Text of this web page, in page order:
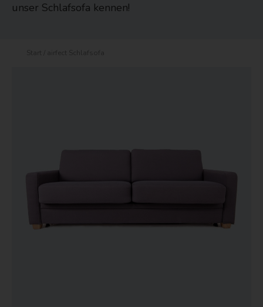
unser Schlafsofa kennen!